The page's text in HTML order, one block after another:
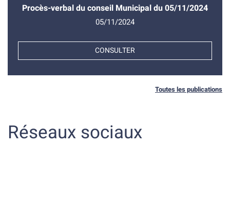
26 minutes gagnées par trajet en moyenne par rapport aux
97 euros économisés par mois en moyenne comparé à l’auto-
Béatrice BOIRON : 06 84 67 41 45, beatrice.boiron@renault.com
Procès-verbal du conseil Municipal du 05/11/2024
05/11/2024
CONSULTER
Toutes les publications
Réseaux sociaux